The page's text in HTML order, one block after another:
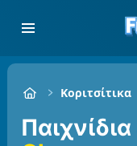
Κοριτσίτικα
Παιχνίδια